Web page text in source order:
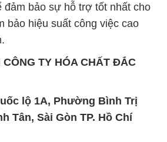
đảm bảo sự hỗ trợ tốt nhất cho
bảo hiệu suất công việc cao
TY HÓA CHẤT ĐẮC
lộ 1A, Phường Bình Trị
Tân, Sài Gòn TP. Hồ Chí